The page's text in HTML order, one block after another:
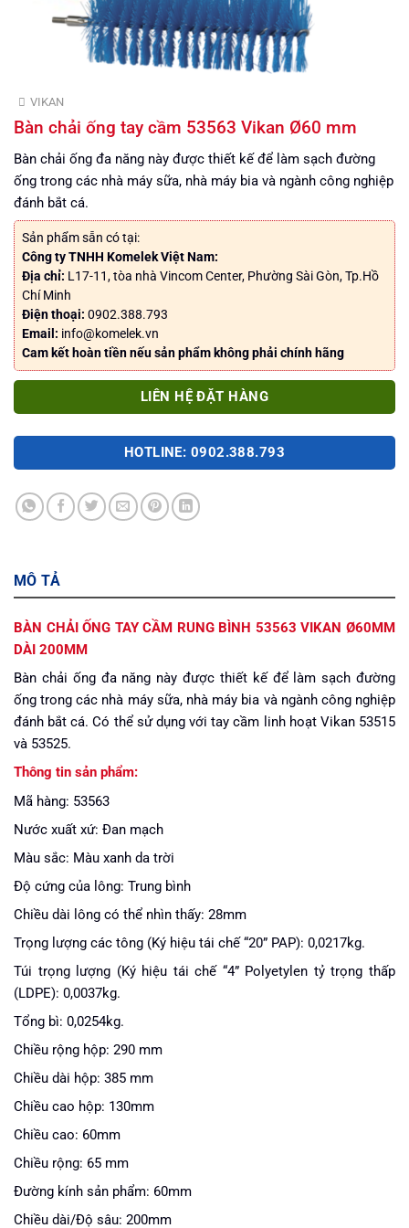
VIKAN
Bàn chải ống tay cầm 53563 Vikan Ø60 mm
Bàn chải ống đa năng này được thiết kế để làm sạch đường
ống trong các nhà máy sữa, nhà máy bia và ngành công nghiệp
đánh bắt cá.
Sản phẩm sẵn có tại:
Công ty TNHH Komelek Việt Nam:
Địa chỉ: L17-11, tòa nhà Vincom Center, Phường Sài Gòn, Tp.Hồ
Chí Minh
Điện thoại: 0902.388.793
Email: info@komelek.vn
Cam kết hoàn tiền nếu sản phẩm không phải chính hãng
LIÊN HỆ ĐẶT HÀNG
HOTLINE: 0902.388.793
MÔ TẢ
BÀN CHẢI ỐNG TAY CẦM RUNG BÌNH 53563 VIKAN Ø60MM
DÀI 200MM
Bàn chải ống đa năng này được thiết kế để làm sạch đường
ống trong các nhà máy sữa, nhà máy bia và ngành công nghiệp
đánh bắt cá. Có thể sử dụng với tay cầm linh hoạt Vikan 53515
và 53525.
Thông tin sản phẩm:
Mã hàng: 53563
Nước xuất xứ: Đan mạch
Màu sắc: Màu xanh da trời
Độ cứng của lông: Trung bình
Chiều dài lông có thể nhìn thấy: 28mm
Trọng lượng các tông (Ký hiệu tái chế “20” PAP): 0,0217kg.
Túi trọng lượng (Ký hiệu tái chế “4” Polyetylen tỷ trọng thấp
(LDPE): 0,0037kg.
Tổng bì: 0,0254kg.
Chiều rộng hộp: 290 mm
Chiều dài hộp: 385 mm
Chiều cao hộp: 130mm
Chiều cao: 60mm
Chiều rộng: 65 mm
Đường kính sản phẩm: 60mm
Chiều dài/Độ sâu: 200mm